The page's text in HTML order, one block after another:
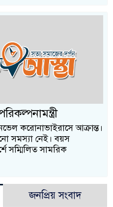
করোনাভাইরাসে আক্রান্ত।
সমস্যা নেই। বয়স
সম্মিলিত সামরিক
জনপ্রিয় সংবাদ